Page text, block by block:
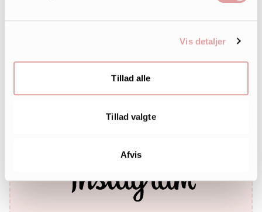
Vis detaljer
Tillad alle
Tillad valgte
Afvis
242.000
LIKES